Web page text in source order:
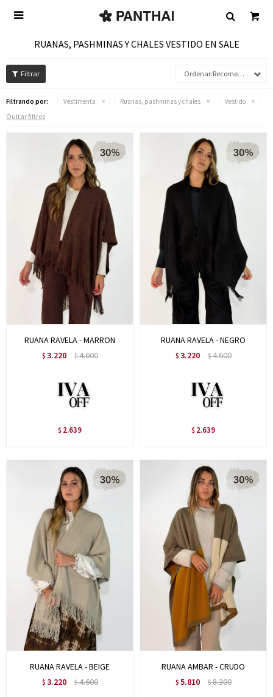

RUANAS, PASHMINAS Y CHALES VESTIDO EN SALE
Recomendados
Filtrando por: Vestimenta Ruanas, pashminas y chales Vestido
Quitar filtros
RUANA RAVELA - MARRON
$ 3.220 $4.600
$ 2.639
RUANA RAVELA - NEGRO
$ 3.220 $4.600
$ 2.639
RUANA RAVELA - BEIGE
$ 3.220 $4.600
RUANA AMBAR - CRUDO
$ 5.810 $8.300